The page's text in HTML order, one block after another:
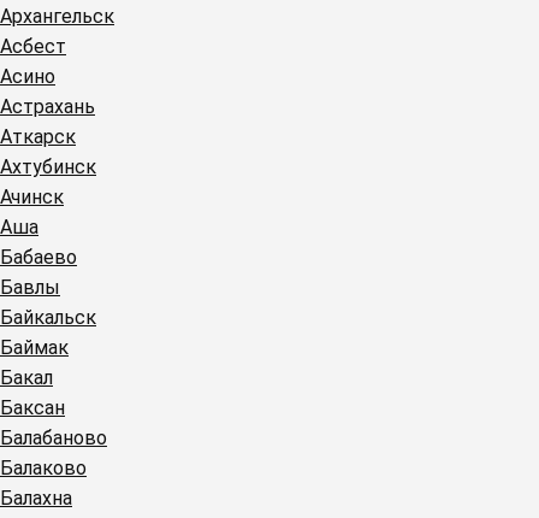
Архангельск
Асбест
Асино
Астрахань
Аткарск
Ахтубинск
Ачинск
Аша
Бабаево
Бавлы
Байкальск
Баймак
Бакал
Баксан
Балабаново
Балаково
Балахна